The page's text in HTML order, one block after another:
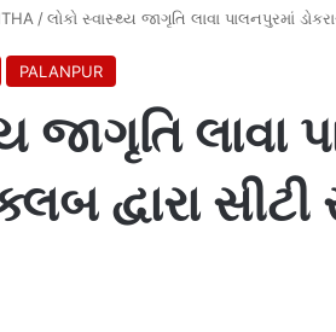
/ લોકો સ્વાસ્થ્ય જાગૃતિ લાવા પાલનપુરમાં
PALANPUR
જાગૃતિ લાવા
દ્વારા